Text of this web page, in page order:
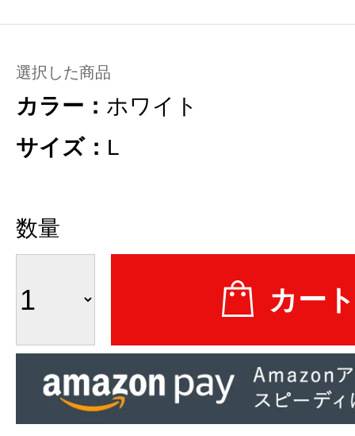
選択した商品
カラー： ホワイト
サイズ： L
数量